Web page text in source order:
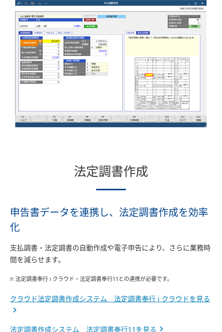
法定調書作成
申告書データを連携し、法定調書作成を効率
化
支払調書・法定調書の自動作成や電子申告により、さらに業務時
間を減らせます。
※ 法定調書奉行 i クラウド・法定調書奉行11との連携が必要です。
クラウド法定調書作成システム 法定調書奉行 i クラウドを見る
法定調書作成システム 法定調書奉行11を見る